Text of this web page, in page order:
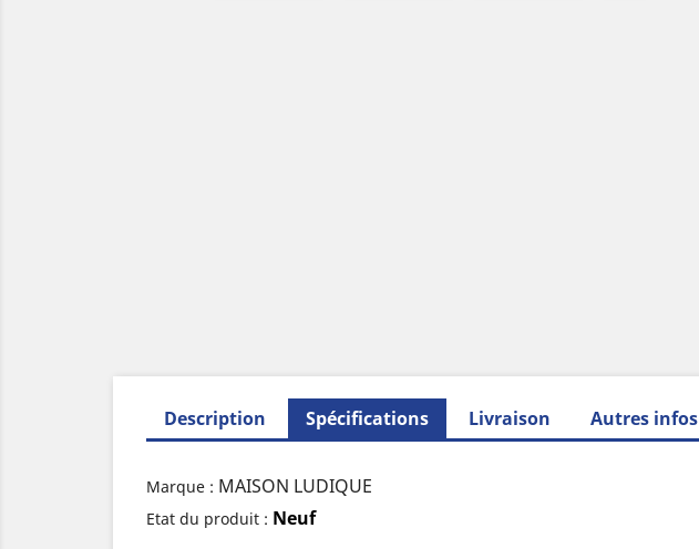
Description Spécifications Livraison Autres infos
Marque : MAISON LUDIQUE
Etat du produit : Neuf